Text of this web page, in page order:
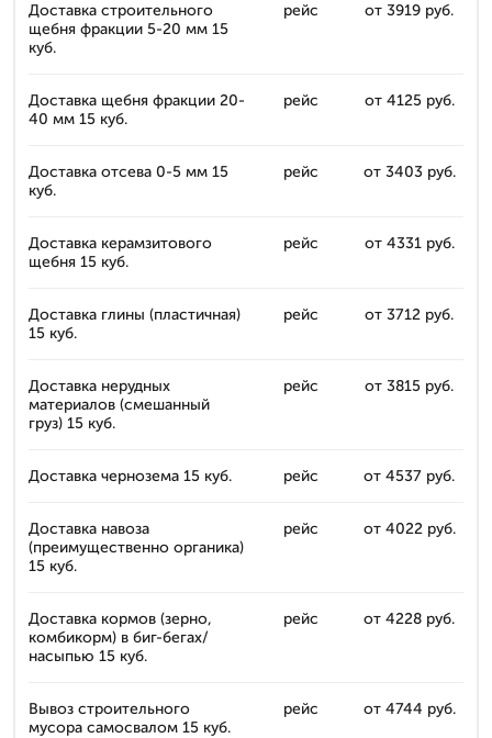
Доставка строительного
щебня фракции 5-20 мм 15
куб.
рейс от 3919 руб.
Доставка щебня фракции 20-
40 мм 15 куб.
рейс от 4125 руб.
Доставка отсевa 0-5 мм 15
куб.
рейс от 3403 руб.
Доставка керамзитового
щебня 15 куб.
рейс от 4331 руб.
Доставка глины (пластичная)
15 куб.
рейс от 3712 руб.
Доставка нерудных
материалов (смешанный
груз) 15 куб.
рейс от 3815 руб.
Доставка чернозема 15 куб. рейс от 4537 руб.
Доставка навоза
(преимущественно органика)
15 куб.
рейс от 4022 руб.
Доставка кормов (зерно,
комбикорм) в биг-бегах/
насыпью 15 куб.
рейс от 4228 руб.
Вывоз строительного
мусора самосвалом 15 куб.
рейс от 4744 руб.